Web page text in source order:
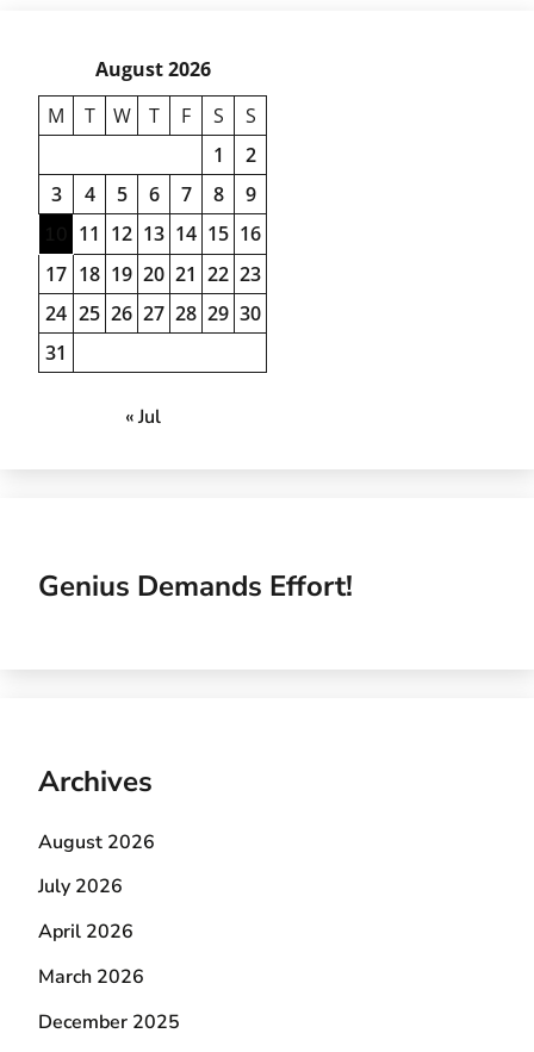
August 2026
M
T W T F S
S
1
2
3
4 5 6 7 8
9
11 12 13 14 15 16
17 18 19 20 21 22 23
24 25 26 27 28 29 30
31
« Jul
Genius Demands Effort!
Archives
August 2026
July 2026
April 2026
March 2026
December 2025